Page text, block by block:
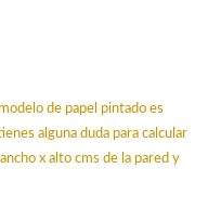
de papel pintado es
alguna duda para calcular
x alto cms de la pared y